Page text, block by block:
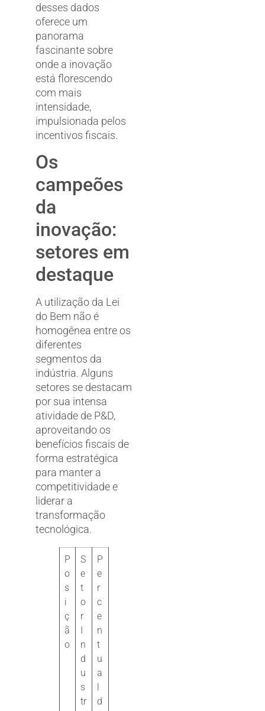
desses dados
oferece um
panorama
fascinante sobre
onde a inovação
está florescendo
com mais
intensidade,
impulsionada pelos
incentivos fiscais.
Os
campeões
da
inovação:
setores em
destaque
A utilização da Lei
do Bem não é
homogênea entre os
diferentes
segmentos da
indústria. Alguns
setores se destacam
por sua intensa
atividade de P&D,
aproveitando os
benefícios fiscais de
forma estratégica
para manter a
competitividade e
liderar a
transformação
tecnológica.
P
o
s
i
ç
ã
o
S
e
t
o
r
n
d
u
s
tr
P
e
r
c
e
n
t
u
a
d